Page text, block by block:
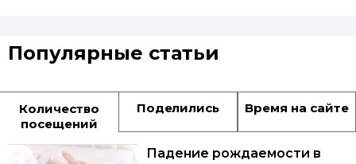
Популярные статьи
Количество
посещений
Поделились Время на сайте
Падение рождаемости в